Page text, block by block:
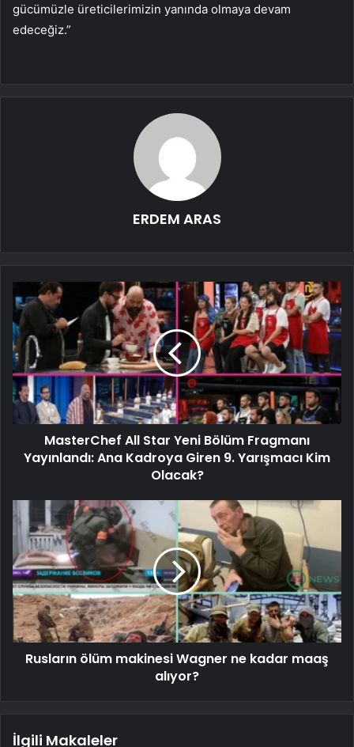
gücümüzle üreticilerimizin yanında olmaya devam
edeceğiz.”
ERDEM ARAS
MasterChef All Star Yeni Bölüm Fragmanı
Yayınlandı: Ana Kadroya Giren 9. Yarışmacı Kim
Olacak?
Rusların ölüm makinesi Wagner ne kadar maaş
alıyor?
İlgili Makaleler